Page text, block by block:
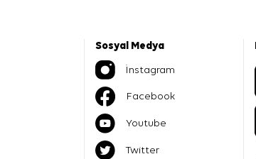
Sosyal Medya
İnstagram
Facebook
Youtube
Twitter